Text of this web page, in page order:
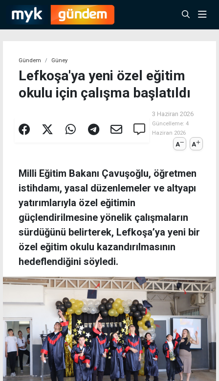
Gündem Güney
Lefkoşa'ya yeni özel eğitim
okulu için çalışma başlatıldı
3 Haziran 2026
Güncelleme:4
Haziran 2026
A A
Milli Eğitim Bakanı Çavuşoğlu, öğretmen
istihdamı, yasal düzenlemeler ve altyapı
yatırımlarıyla özel eğitimin
güçlendirilmesine yönelik çalışmaların
sürdüğünü belirterek, Lefkoşa’ya yeni bir
özel eğitim okulu kazandırılmasının
hedeflendiğini söyledi.